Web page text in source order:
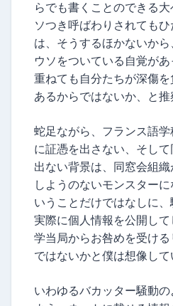
らでも書くことのできる
ソつき呼ばわりされても
は、そうするほかないか
ウソをついている自覚が
重ねても自分たちが深傷
あるからではないか、と推
蛇足ながら、フランス語
に証憑を出さない、そし
出ない背景は、同窓会組
しようのないモンスター
いうことだけではなしに、
実際に個人情報を公開し
学当局からお咎めを受け
ではないかと僕は想像して
いわゆるバカッター騒動